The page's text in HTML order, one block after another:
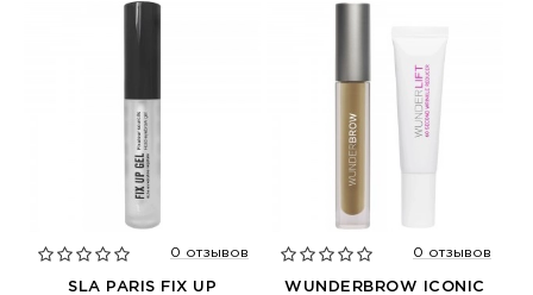
0 отзывов
SLA PARIS FIX UP
0 отзывов
WUNDERBROW ICONIC